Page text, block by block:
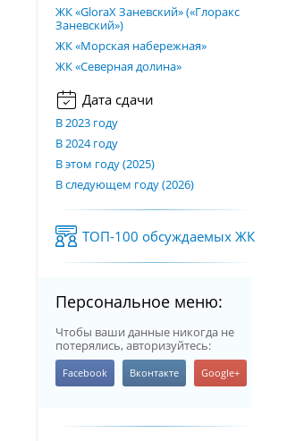
ЖК «GloraX Заневский»​ («Глоракс
Заневский»)
ЖК «Морская набережная»
ЖК «Северная долина»
Дата сдачи
В 2023 году
В 2024 году
В этом году (2025)
В следующем году (2026)
ТОП-100 обсуждаемых ЖК
Персональное меню:
Чтобы ваши данные никогда не
потерялись, авторизуйтесь: